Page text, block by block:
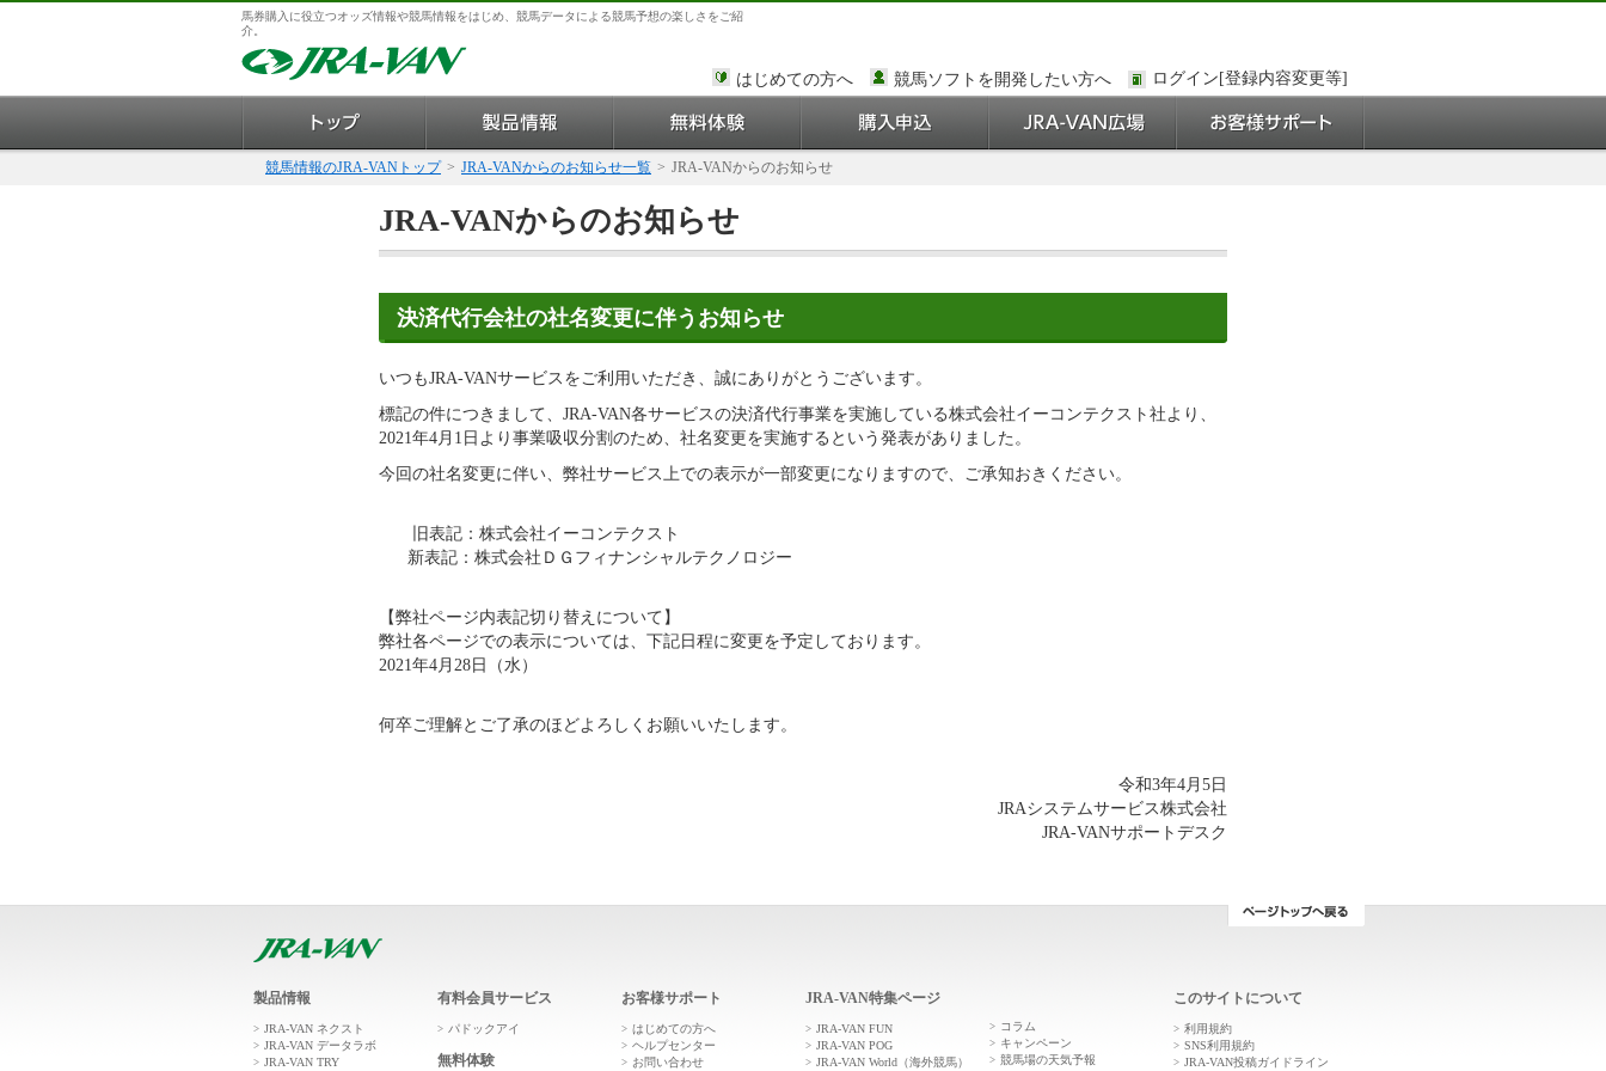
馬券購入に役立つオッズ情報や競馬情報をはじめ、競馬データによる競馬予想の楽しさをご紹
介。
はじめての方へ 競馬ソフトを開発したい方へ
競馬情報のJRA-VANトップ > JRA-VANからのお知らせ一覧 > JRA-VANからのお知らせ
JRA-VANからのお知らせ
決済代行会社の社名変更に伴うお知らせ
いつもJRA-VANサービスをご利用いただき、誠にありがとうございます。
標記の件につきまして、JRA-VAN各サービスの決済代行事業を実施している株式会社イーコンテクスト社より、
2021年4月1日より事業吸収分割のため、社名変更を実施するという発表がありました。
今回の社名変更に伴い、弊社サービス上での表示が一部変更になりますので、ご承知おきください。
旧表記：株式会社イーコンテクスト
新表記：株式会社ＤＧフィナンシャルテクノロジー
【弊社ページ内表記切り替えについて】
弊社各ページでの表示については、下記日程に変更を予定しております。
2021年4月28日（水）
何卒ご理解とご了承のほどよろしくお願いいたします。
令和3年4月5日
JRAシステムサービス株式会社
JRA-VANサポートデスク
製品情報
JRA-VAN ネクスト
JRA-VAN データラボ
JRA-VAN TRY
有料会員サービス
パドックアイ
無料体験
お客様サポート
はじめての方へ
ヘルプセンター
お問い合わせ
JRA-VAN特集ページ
JRA-VAN FUN
JRA-VAN POG
JRA-VAN World（海外競馬）
コラム
キャンペーン
競馬場の天気予報
このサイトについて
利用規約
SNS利用規約
JRA-VAN投稿ガイドライン